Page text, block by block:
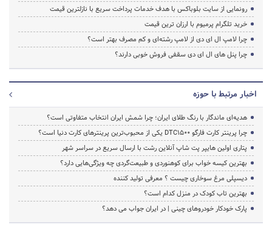
رونمایی از سایت بلوباکس با هدف خدمات پرداخت سریع با نازلترین قیمت
خرید تلگرام پرمیوم با ارزان ترین قیمت
چرا لامپ ال ای دی از لامپ رشته‌ای و کم مصرف بهتر است؟
چرا پنل های ال ای دی سقفی فروش خوبی دارند؟
اخبار مرتبط با حوزه
هدیه‌ای ماندگار با رنگ طلای ایران؛ چرا شمش ایران انتخاب متفاوتی است؟
چرا پرینتر کارت فارگو DTC1500 یکی از محبوب‌ترین پرینترهای کارت دنیا است؟
پتاری اولین هایپر پت شاپ آنلاین رشت با ارسال سریع در سراسر شهر
بهترین کیسه خواب برای کوهنوردی و طبیعت‌گردی چه ویژگی‌هایی دارد؟
دیسپلی مرغ سوخاری چیست ؟ معرفی تولید کننده
بهترین تاب کودک در منزل کدام است؟
پارک خودکار خودروهای چینی | در ایران جواب می دهد؟